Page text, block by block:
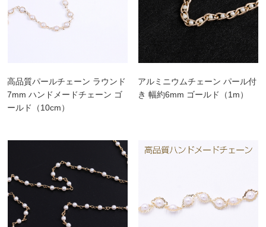
高品質パールチェーン ラウンド
7mm ハンドメードチェーン ゴ
ールド（10cm）
アルミニウムチェーン パール付
き 幅約6mm ゴールド（1m）